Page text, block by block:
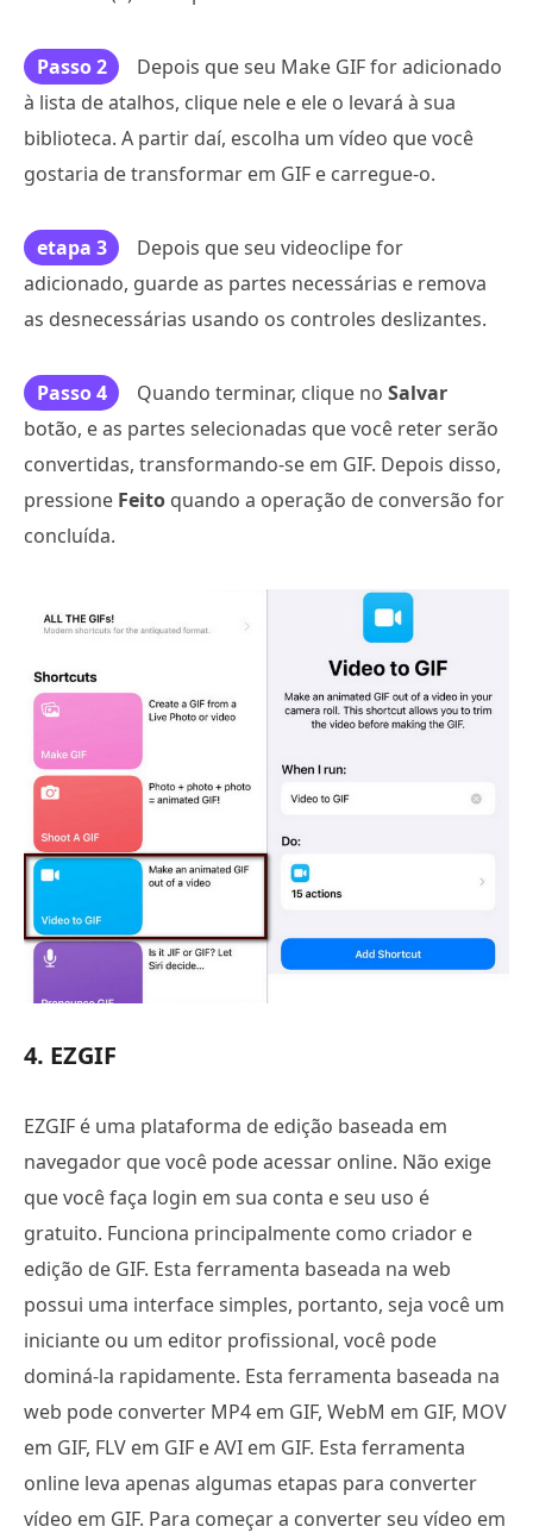
Passo 2
Depois que seu Make GIF for adicionado
à lista de atalhos, clique nele e ele o levará à sua
biblioteca. A partir daí, escolha um vídeo que você
gostaria de transformar em GIF e carregue-o.
etapa 3
Depois que seu videoclipe for
adicionado, guarde as partes necessárias e remova
as desnecessárias usando os controles deslizantes.
Passo 4 Quando terminar, clique no Salvar
botão, e as partes selecionadas que você reter serão
convertidas, transformando-se em GIF. Depois disso,
pressione Feito quando a operação de conversão for
concluída.
4. EZGIF
EZGIF é uma plataforma de edição baseada em
navegador que você pode acessar online. Não exige
que você faça login em sua conta e seu uso é
gratuito. Funciona principalmente como criador e
edição de GIF. Esta ferramenta baseada na web
possui uma interface simples, portanto, seja você um
iniciante ou um editor profissional, você pode
dominá-la rapidamente. Esta ferramenta baseada na
web pode converter MP4 em GIF, WebM em GIF, MOV
em GIF, FLV em GIF e AVI em GIF. Esta ferramenta
online leva apenas algumas etapas para converter
vídeo em GIF. Para começar a converter seu vídeo em